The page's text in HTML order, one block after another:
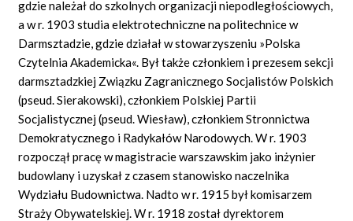
DYSKUSJA
Mapa
gdzie należał do szkolnych organizacji niepodległościowych,
a w r. 1903 studia elektrotechniczne na politechnice w
Darmsztadzie, gdzie działał w stowarzyszeniu »Polska
Czytelnia Akademicka«. Był także członkiem i prezesem sekcji
darmsztadzkiej Związku Zagranicznego Socjalistów Polskich
(pseud. Sierakowski), członkiem Polskiej Partii
Socjalistycznej (pseud. Wiesław), członkiem Stronnictwa
Demokratycznego i Radykałów Narodowych. W r. 1903
rozpoczął pracę w magistracie warszawskim jako inżynier
budowlany i uzyskał z czasem stanowisko naczelnika
Wydziału Budownictwa. Nadto w r. 1915 był komisarzem
Straży Obywatelskiej. W r. 1918 został dyrektorem